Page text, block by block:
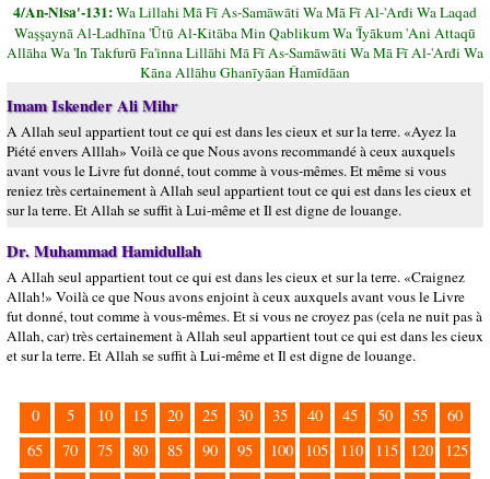
4/An-Nisa'-131:Wa Lillahi Mā Fī As-Samāwāti Wa Mā Fī Al-'Arđi Wa Laqad
Waşşaynā Al-Ladhīna 'Ūtū Al-Kitāba Min Qablikum Wa 'Īyākum 'Ani Attaqū
Allāha Wa 'In Takfurū Fa'inna Lillāhi Mā Fī As-Samāwāti Wa Mā Fī Al-'Arđi Wa
Kāna Allāhu Ghanīyāan Ĥamīdāan
Imam Iskender Ali Mihr
A Allah seul appartient tout ce qui est dans les cieux et sur la terre. «Ayez la
Piété envers Alllah» Voilà ce que Nous avons recommandé à ceux auxquels
avant vous le Livre fut donné, tout comme à vous-mêmes. Et même si vous
reniez très certainement à Allah seul appartient tout ce qui est dans les cieux et
sur la terre. Et Allah se suffit à Lui-même et Il est digne de louange.
Dr. Muhammad Hamidullah
A Allah seul appartient tout ce qui est dans les cieux et sur la terre. «Craignez
Allah!» Voilà ce que Nous avons enjoint à ceux auxquels avant vous le Livre
fut donné, tout comme à vous-mêmes. Et si vous ne croyez pas (cela ne nuit pas à
Allah, car) très certainement à Allah seul appartient tout ce qui est dans les cieux
et sur la terre. Et Allah se suffit à Lui-même et Il est digne de louange.
0 5 10 15 20 25 30 35 40 45 50 55
60
65
70 75 80 85 90 95 100 105 110 115 120
125